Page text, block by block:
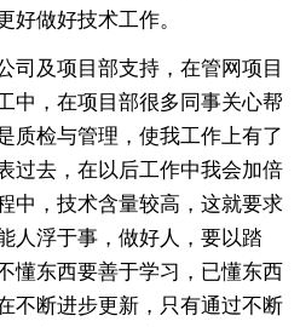
好做好技术工作。
及项目部支持，在管网项目
中，在项目部很多同事关心帮
质检与管理，使我工作上有了
过去，在以后工作中我会加倍
中，技术含量较高，这就要求
人浮于事，做好人，要以踏
懂东西要善于学习，已懂东西
不断进步更新，只有通过不断